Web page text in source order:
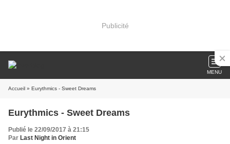
Publicité
MENU
Accueil » Eurythmics - Sweet Dreams
Eurythmics - Sweet Dreams
Publié le 22/09/2017 à 21:15
Par Last Night in Orient